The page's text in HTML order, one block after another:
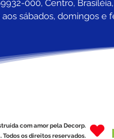
000, Centro,
sábados, domingos e
com amor pela Decorp.
Todos os direitos reservados.